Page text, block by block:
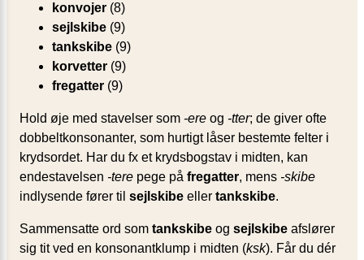
konvojer (8)
sejlskibe (9)
tankskibe (9)
korvetter (9)
fregatter (9)
Hold øje med stavelser som -ere og -tter; de giver ofte
dobbeltkonsonanter, som hurtigt låser bestemte felter i
krydsordet. Har du fx et krydsbogstav i midten, kan
endestavelsen -tere pege på fregatter, mens -skibe
indlysende fører til sejlskibe eller tankskibe.
Sammensatte ord som tankskibe og sejlskibe afslører
sig tit ved en konsonantklump i midten (ksk). Får du dér